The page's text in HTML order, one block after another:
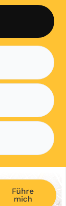
Führe
mich